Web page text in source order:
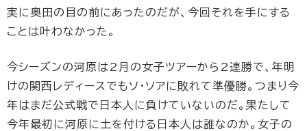
実に奥田の目の前にあったのだが、今回それを手にする
ことは叶わなかった。
今シーズンの河原は2月の女子ツアーから2連勝で、年明
けの関西レディースでもソ･ソアに敗れて準優勝。つまり今
年はまだ公式戦で日本人に負けていないのだ。果たして
今年最初に河原に土を付ける日本人は誰なのか。女子の